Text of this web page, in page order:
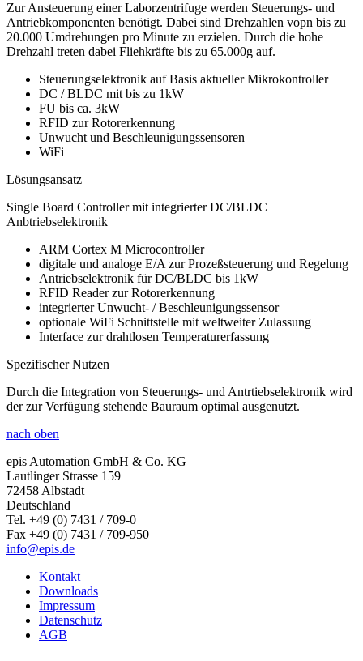
Zur Ansteuerung einer Laborzentrifuge werden Steuerungs- und
Antriebkomponenten benötigt. Dabei sind Drehzahlen vopn bis zu
20.000 Umdrehungen pro Minute zu erzielen. Durch die hohe
Drehzahl treten dabei Fliehkräfte bis zu 65.000g auf.
Steuerungselektronik auf Basis aktueller Mikrokontroller
DC / BLDC mit bis zu 1kW
FU bis ca. 3kW
RFID zur Rotorerkennung
Unwucht und Beschleunigungssensoren
WiFi
Lösungsansatz
Single Board Controller mit integrierter DC/BLDC
Anbtriebselektronik
ARM Cortex M Microcontroller
digitale und analoge E/A zur Prozeßsteuerung und Regelung
Antriebselektronik für DC/BLDC bis 1kW
RFID Reader zur Rotorerkennung
integrierter Unwucht- / Beschleunigungssensor
optionale WiFi Schnittstelle mit weltweiter Zulassung
Interface zur drahtlosen Temperaturerfassung
Spezifischer Nutzen
Durch die Integration von Steuerungs- und Antrtiebselektronik wird
der zur Verfügung stehende Bauraum optimal ausgenutzt.
nach oben
epis Automation GmbH & Co. KG
Lautlinger Strasse 159
72458 Albstadt
Deutschland
Tel. +49 (0) 7431 / 709-0
Fax +49 (0) 7431 / 709-950
info@epis.de
Kontakt
Downloads
Impressum
Datenschutz
AGB